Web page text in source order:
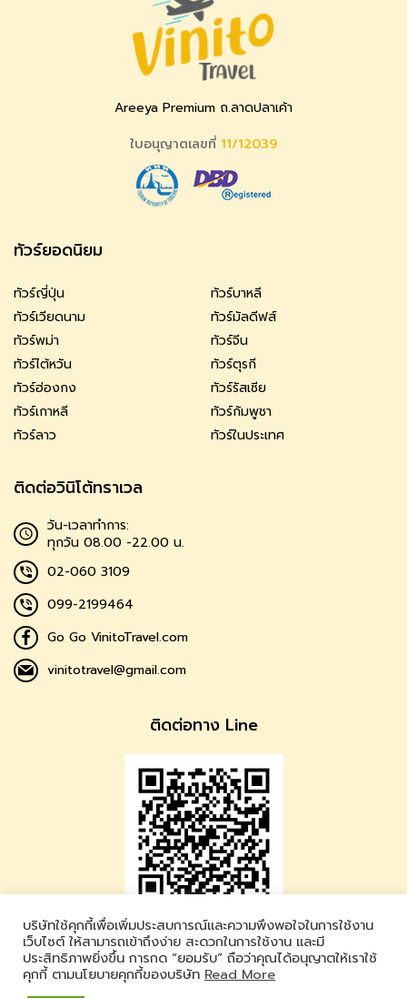
บริษัทใช้คุกกี้เพื่อเพิ่มประสบการณ์และความพึงพอใจในการใช้งาน
เว็บไซต์ ให้สามารถเข้าถึงง่าย สะดวกในการใช้งาน และมี
ประสิทธิภาพยิ่งขึ้น การกด “ยอมรับ” ถือว่าคุณได้อนุญาตให้เราใช้
คุกกี้ ตามนโยบายคุกกี้ของบริษัท Read More
Areeya Premium ถ.ลาดปลาเค้า
ใบอนุญาตเลขที่ 11/12039
ทัวร์ยอดนิยม
ทัวร์ญี่ปุ่น
ทัวร์บาหลี
ทัวร์เวียดนาม
ทัวร์มัลดีฟส์
ทัวร์พม่า
ทัวร์จีน
ทัวร์ไต้หวัน
ทัวร์ตุรกี
ทัวร์ฮ่องกง
ทัวร์รัสเซีย
ทัวร์เกาหลี
ทัวร์กัมพูชา
ทัวร์ลาว
ทัวร์ในประเทศ
ติดต่อวินิโต้ทราเวล
วัน-เวลาทำการ:
ทุกวัน 08.00 -22.00 น.
02-060 3109
099-2199464
Go Go VinitoTravel.com
vinitotravel@gmail.com
ติดต่อทาง Line
Vinito Travel
LINE ID : @vinitotravel